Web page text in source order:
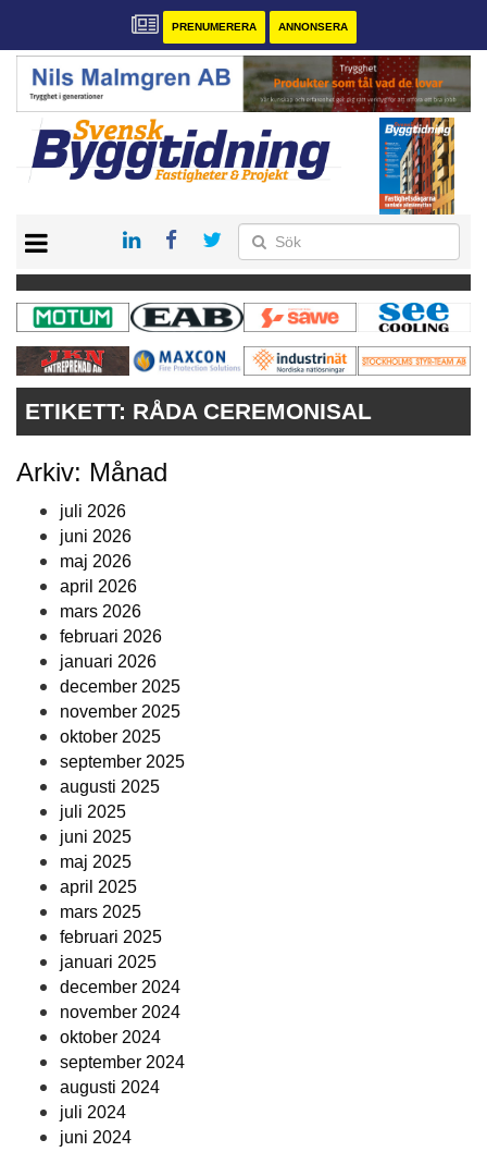
PRENUMERERA ANNONSERA
PRENUMERERA
VÅRA ANDRA MAGASIN
ANNONSERA
KONTAKT
ETIKETT: RÅDA CEREMONISAL
Arkiv: Månad
juli 2026
juni 2026
maj 2026
april 2026
mars 2026
februari 2026
januari 2026
december 2025
november 2025
oktober 2025
september 2025
augusti 2025
juli 2025
juni 2025
maj 2025
april 2025
mars 2025
februari 2025
januari 2025
december 2024
november 2024
oktober 2024
september 2024
augusti 2024
juli 2024
juni 2024